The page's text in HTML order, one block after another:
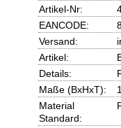
Artikel-Nr:
EANCODE:
Versand:
Artikel:
Details:
Maße (BxHxT):
Material
Standard: